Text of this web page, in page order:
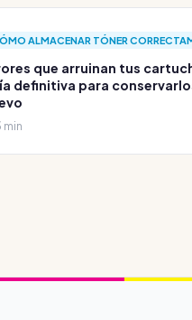
ALMACENAR TÓNER
que arruinan tus
definitiva para
min